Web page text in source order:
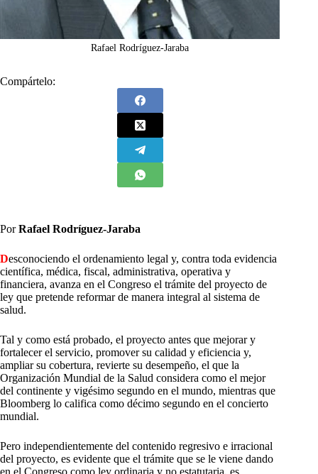
Rafael Rodríguez-Jaraba
Compártelo:
PorRafael Rodríguez-Jaraba
Desconociendo el ordenamiento legal y, contra toda evidencia
científica, médica, fiscal, administrativa, operativa y
financiera, avanza en el Congreso el trámite del proyecto de
ley que pretende reformar de manera integral al sistema de
salud.
Tal y como está probado, el proyecto antes que mejorar y
fortalecer el servicio, promover su calidad y eficiencia y,
ampliar su cobertura, revierte su desempeño, el que la
Organización Mundial de la Salud considera como el mejor
del continente y vigésimo segundo en el mundo, mientras que
Bloomberg lo califica como décimo segundo en el concierto
mundial.
Pero independientemente del contenido regresivo e irracional
del proyecto, es evidente que el trámite que se le viene dando